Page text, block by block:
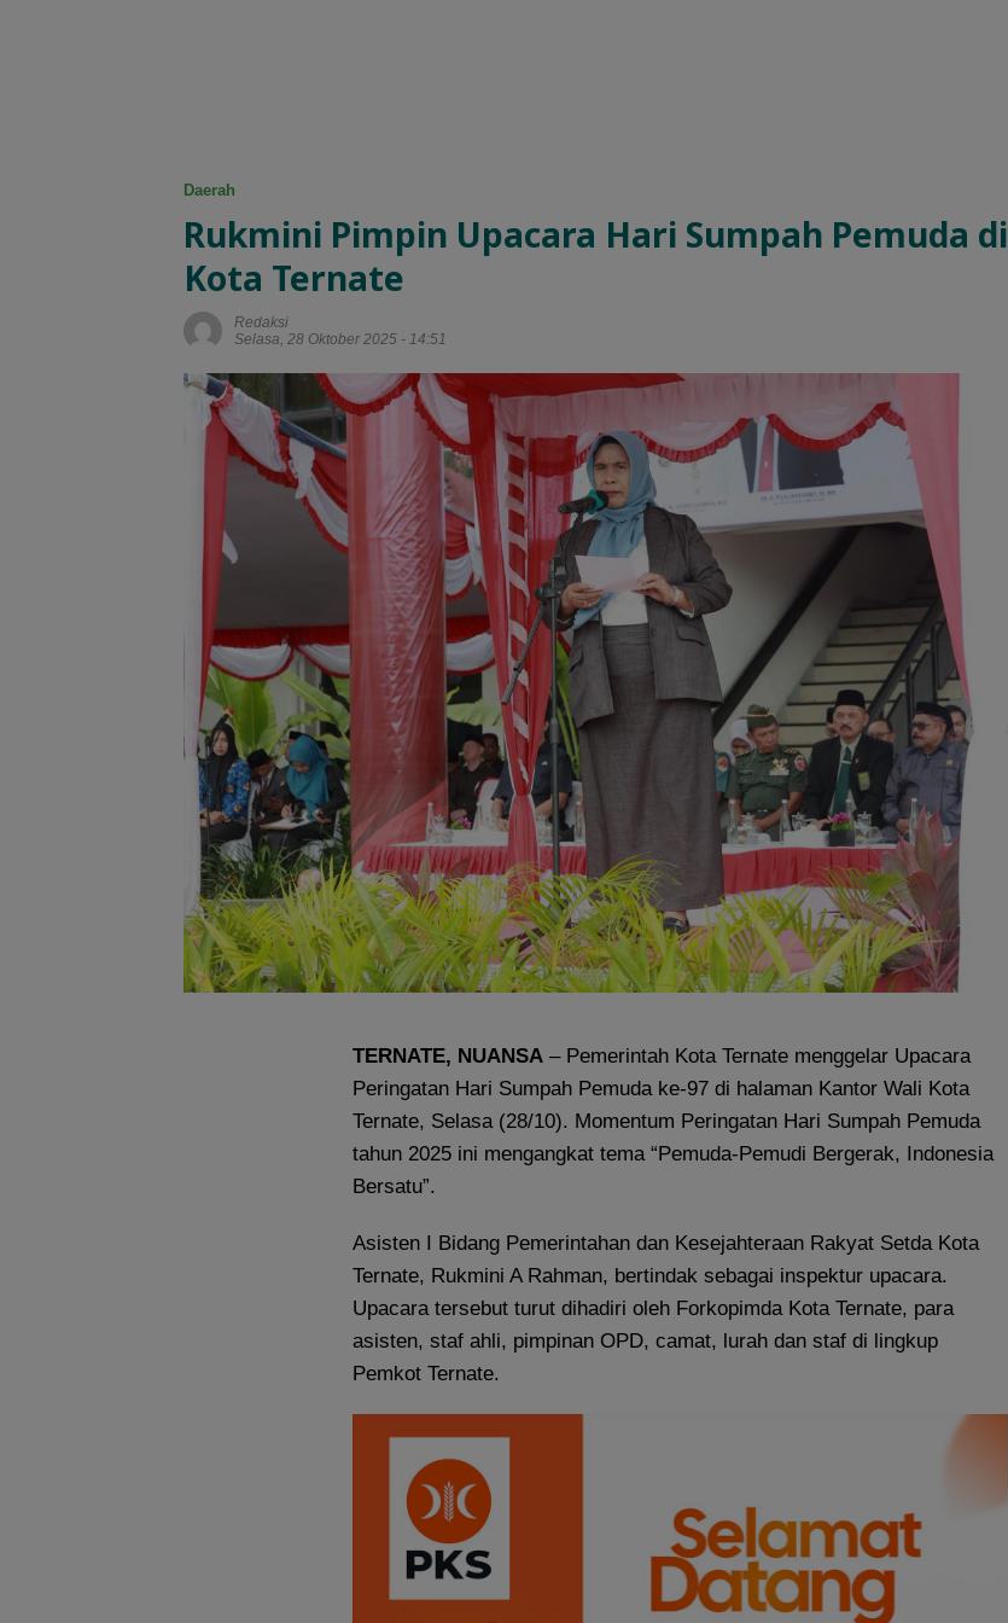
Daerah
Rukmini Pimpin Upacara Hari Sumpah Pemuda di
Kota Ternate
Redaksi
Selasa, 28 Oktober 2025 - 14:51
TERNATE, NUANSA – Pemerintah Kota Ternate menggelar Upacara
Peringatan Hari Sumpah Pemuda ke-97 di halaman Kantor Wali Kota
Ternate, Selasa (28/10). Momentum Peringatan Hari Sumpah Pemuda
tahun 2025 ini mengangkat tema “Pemuda-Pemudi Bergerak, Indonesia
Bersatu”.
Asisten I Bidang Pemerintahan dan Kesejahteraan Rakyat Setda Kota
Ternate, Rukmini A Rahman, bertindak sebagai inspektur upacara.
Upacara tersebut turut dihadiri oleh Forkopimda Kota Ternate, para
asisten, staf ahli, pimpinan OPD, camat, lurah dan staf di lingkup
Pemkot Ternate.